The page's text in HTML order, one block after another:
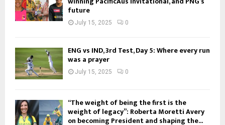
future
July 15, 2025 0
ENG vs IND, 3rd Test, Day 5: Where every run
was a prayer
July 15, 2025 0
“The weight of being the first is the
weight of legacy”: Roberta Moretti Avery
on becoming President and shaping the...